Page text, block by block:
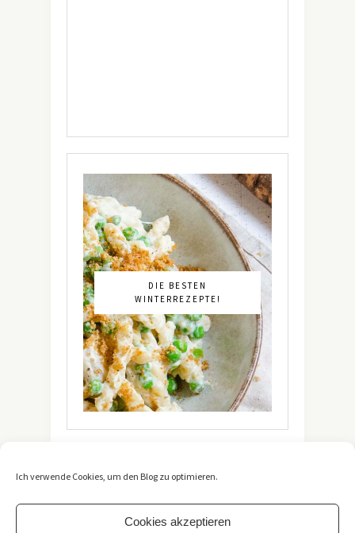
Ich verwende Cookies, um den Blog zu optimieren.
Cookies akzeptieren
DIE BESTEN
WINTERREZEPTE!